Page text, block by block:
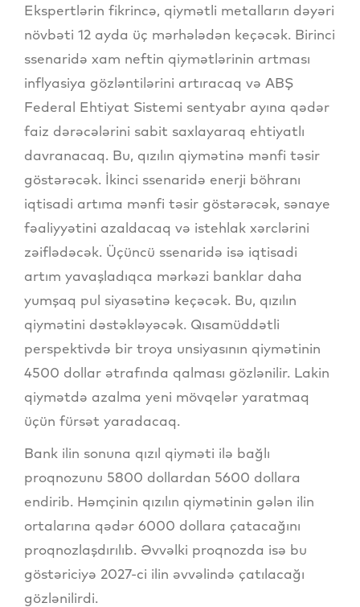
Ekspertlərin fikrincə, qiymətli metalların dəyəri
növbəti 12 ayda üç mərhələdən keçəcək. Birinci
ssenaridə xam neftin qiymətlərinin artması
inflyasiya gözləntilərini artıracaq və ABŞ
Federal Ehtiyat Sistemi sentyabr ayına qədər
faiz dərəcələrini sabit saxlayaraq ehtiyatlı
davranacaq. Bu, qızılın qiymətinə mənfi təsir
göstərəcək. İkinci ssenaridə enerji böhranı
iqtisadi artıma mənfi təsir göstərəcək, sənaye
fəaliyyətini azaldacaq və istehlak xərclərini
zəiflədəcək. Üçüncü ssenaridə isə iqtisadi
artım yavaşladıqca mərkəzi banklar daha
yumşaq pul siyasətinə keçəcək. Bu, qızılın
qiymətini dəstəkləyəcək. Qısamüddətli
perspektivdə bir troya unsiyasının qiymətinin
4500 dollar ətrafında qalması gözlənilir. Lakin
qiymətdə azalma yeni mövqelər yaratmaq
üçün fürsət yaradacaq.
Bank ilin sonuna qızıl qiyməti ilə bağlı
proqnozunu 5800 dollardan 5600 dollara
endirib. Həmçinin qızılın qiymətinin gələn ilin
ortalarına qədər 6000 dollara çatacağını
proqnozlaşdırılıb. Əvvəlki proqnozda isə bu
göstəriciyə 2027-ci ilin əvvəlində çatılacağı
gözlənilirdi.